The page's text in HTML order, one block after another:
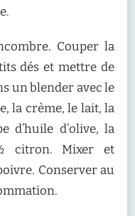
Couper la
dés et mettre de
un blender avec le
la crème, le lait, la
d’huile d’olive, la
citron. Mixer et
Conserver au